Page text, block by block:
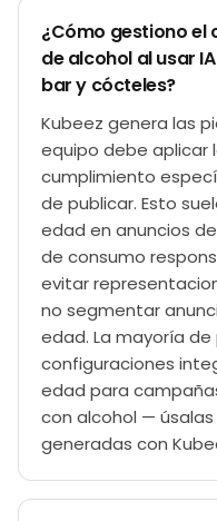
¿Cómo gestiono el
de alcohol al usar
bar y cócteles?
Kubeez genera las
equipo debe aplicar
cumplimiento
de publicar. Esto
edad en anuncios
de consumo
evitar
no segmentar
edad. La mayoría
configuraciones
edad para
con alcohol —
generadas con